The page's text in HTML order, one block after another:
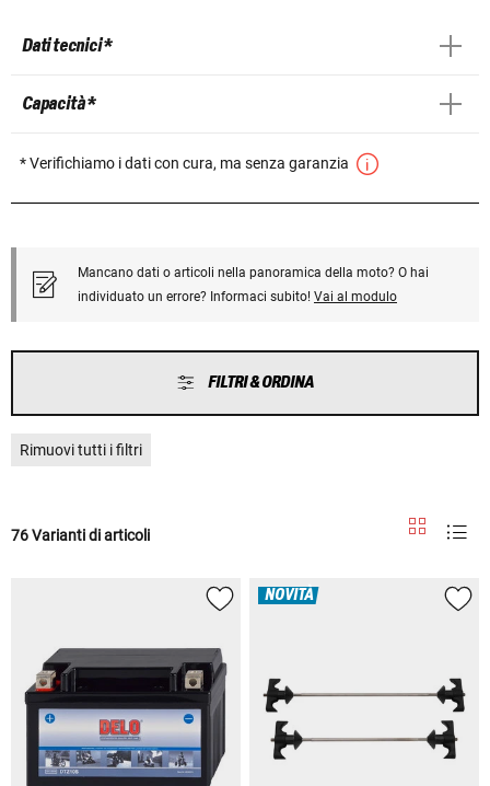
Dati tecnici *
Capacità *
* Verifichiamo i dati con cura, ma senza garanzia
Mancano dati o articoli nella panoramica della moto? O hai
individuato un errore? Informaci subito! Vai al modulo
FILTRI & ORDINA
Rimuovi tutti i filtri
76 Varianti di articoli
NOVITÀ